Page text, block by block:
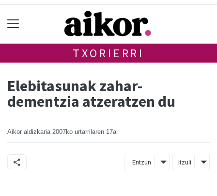
TXORIERRI
Elebitasunak zahar-
dementzia atzeratzen du
Aikor aldizkaria 2007ko urtarrilaren 17a
Entzun Itzuli